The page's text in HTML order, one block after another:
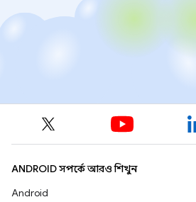
ANDROID সম্পর্কে আরও শিখুন
Android